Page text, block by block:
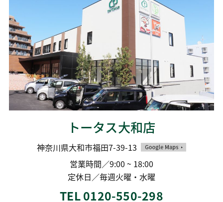
トータス大和店
神奈川県大和市福田7-39-13
営業時間／9:00 ~ 18:00
定休日／毎週火曜・水曜
TEL 0120-550-298